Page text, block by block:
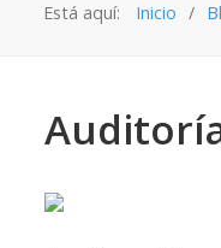
Está aquí: Inicio